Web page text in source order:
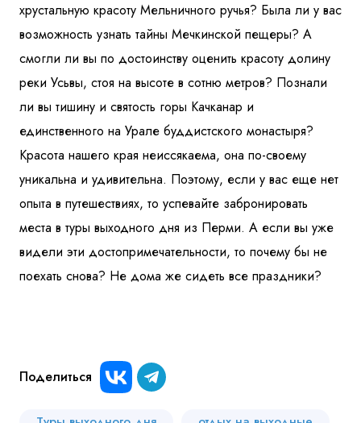
хрустальную красоту Мельничного ручья? Была ли у вас
возможность узнать тайны Мечкинской пещеры? А
смогли ли вы по достоинству оценить красоту долину
реки Усьвы, стоя на высоте в сотню метров? Познали
ли вы тишину и святость горы Качканар и
единственного на Урале буддистского монастыря?
Красота нашего края неиссякаема, она по-своему
уникальна и удивительна. Поэтому, если у вас еще нет
опыта в путешествиях, то успевайте забронировать
места в туры выходного дня из Перми. А если вы уже
видели эти достопримечательности, то почему бы не
поехать снова? Не дома же сидеть все праздники?
Поделиться